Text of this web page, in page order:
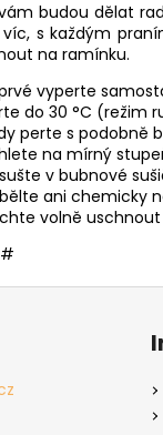
budou dělat
s každým
na ramínku.
vyperte
do 30 °C (režim
perte s podobně
na mírný
v bubnové
ani chemicky
volně